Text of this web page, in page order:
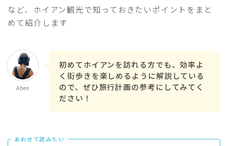
など、ホイアン観光で知っておきたいポイントをまと
めて紹介します
Abee
初めてホイアンを訪れる方でも、効率よ
く街歩きを楽しめるように解説している
ので、ぜひ旅行計画の参考にしてみてく
ださい！
あわせて読みたい